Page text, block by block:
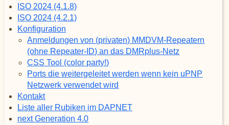
ISO 2024 (4.1.8)
ISO 2024 (4.2.1)
Konfiguration
Anmeldungen von (privaten) MMDVM-Repeatern
(ohne Repeater-ID) an das DMRplus-Netz
CSS Tool (color party!)
Ports die weitergeleitet werden wenn kein uPNP
Netzwerk verwendet wird
Kontakt
Liste aller Rubiken im DAPNET
next Generation 4.0